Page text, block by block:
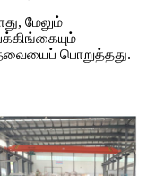
மேலும்
பொறுத்தது.